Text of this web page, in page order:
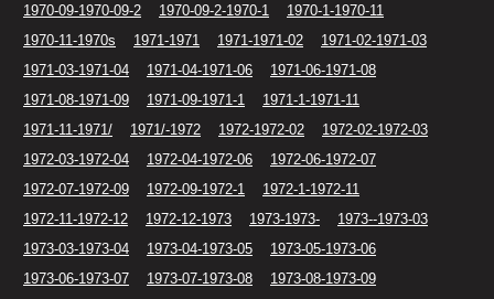
1970-09-1970-09-2
1970-09-2-1970-1
1970-1-1970-11
1970-11-1970s
1971-1971 1971-1971-02
1971-02-1971-03
1971-03-1971-04
1971-04-1971-06
1971-06-1971-08
1971-08-1971-09
1971-09-1971-1
1971-1-1971-11
1971-11-1971/
1971/-1972 1972-1972-02
1972-02-1972-03
1972-03-1972-04
1972-04-1972-06
1972-06-1972-07
1972-07-1972-09
1972-09-1972-1
1972-1-1972-11
1972-11-1972-12
1972-12-1973 1973-1973-
1973--1973-03
1973-03-1973-04
1973-04-1973-05
1973-05-1973-06
1973-06-1973-07
1973-07-1973-08
1973-08-1973-09